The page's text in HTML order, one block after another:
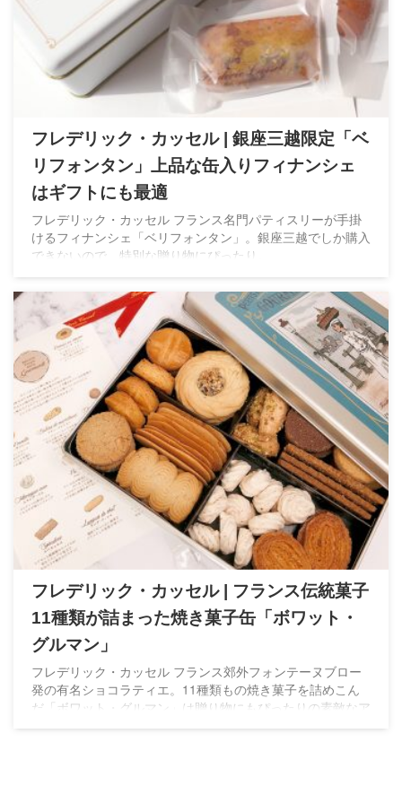
フレデリック・カッセル | 銀座三越限定「ベ
リフォンタン」上品な缶入りフィナンシェ
はギフトにも最適
フレデリック・カッセル フランス名門パティスリーが手掛
けるフィナンシェ「ベリフォンタン」。銀座三越でしか購入
できないので、特別な贈り物にぴったり。
フレデリック・カッセル | フランス伝統菓子
11種類が詰まった焼き菓子缶「ボワット・
グルマン」
フレデリック・カッセル フランス郊外フォンテーヌブロー
発の有名ショコラティエ。11種類もの焼き菓子を詰めこん
だ「ボワット・グルマン」は贈り物にもぴったりの素敵なア